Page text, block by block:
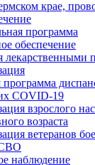
крае,
программа
обеспечение
лекарственными
программа
COVID-19
взрослого
возраста
ветеранов
СВО
наблюдение